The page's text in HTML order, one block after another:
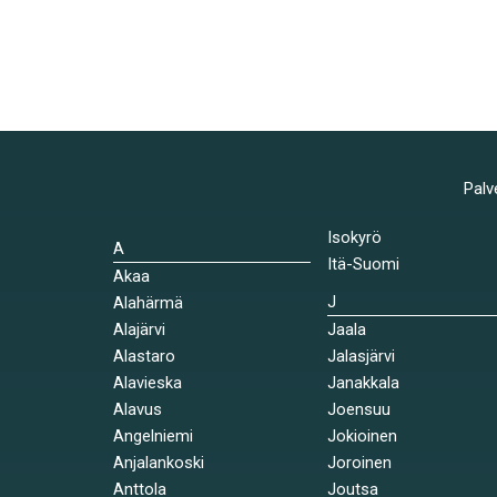
A
Akaa
Alahärmä
Alajärvi
Alastaro
Alavieska
Alavus
Angelniemi
Anjalankoski
Anttola
Isokyrö
Itä-Suomi
J
Jaala
Jalasjärvi
Janakkala
Joensuu
Jokioinen
Joroinen
Joutsa